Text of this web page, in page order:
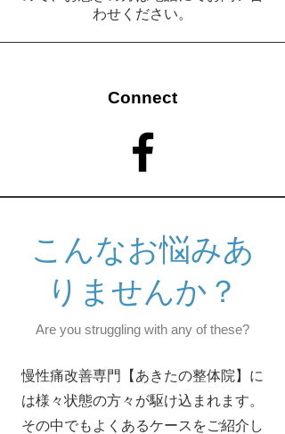
わせください。
Connect
こんなお悩みあ
りませんか？
Are you struggling with any of these?
慢性痛改善専門【あきたの整体院】に
は様々状態の方々が駆け込まれます。
​その中でもよくあるケースをご紹介し